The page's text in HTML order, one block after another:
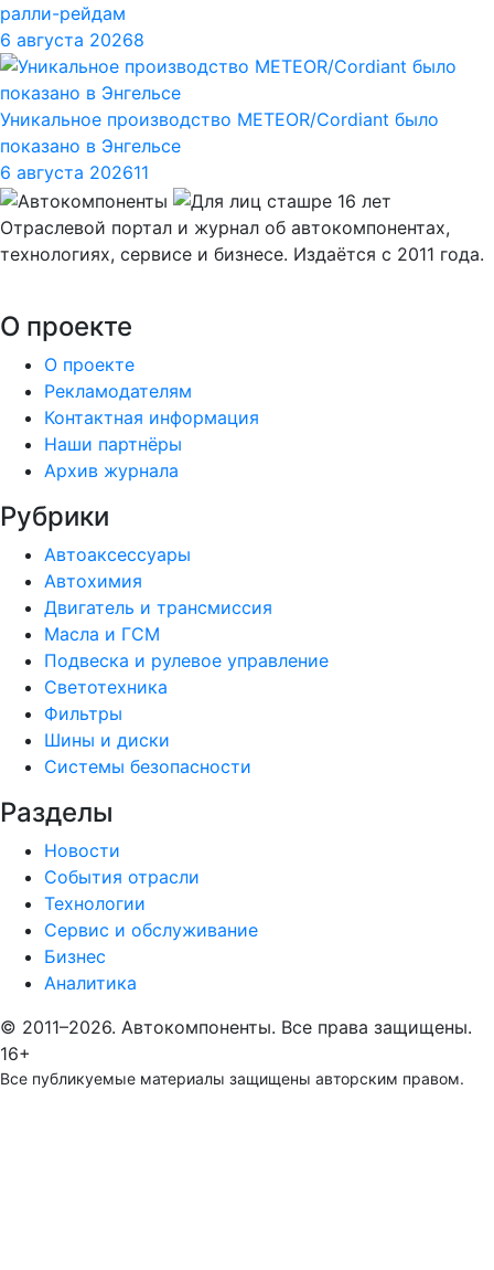
ралли-рейдам
6 августа 20268
Уникальное производство METEOR/Cordiant было
показано в Энгельсе
6 августа 202611
Отраслевой портал и журнал об автокомпонентах,
технологиях, сервисе и бизнесе. Издаётся с 2011 года.
О проекте
О проекте
Рекламодателям
Контактная информация
Наши партнёры
Архив журнала
Рубрики
Автоаксессуары
Автохимия
Двигатель и трансмиссия
Масла и ГСМ
Подвеска и рулевое управление
Светотехника
Фильтры
Шины и диски
Системы безопасности
Разделы
Новости
События отрасли
Технологии
Сервис и обслуживание
Бизнес
Аналитика
© 2011–2026. Автокомпоненты. Все права защищены.
16+
Все публикуемые материалы защищены авторским правом.